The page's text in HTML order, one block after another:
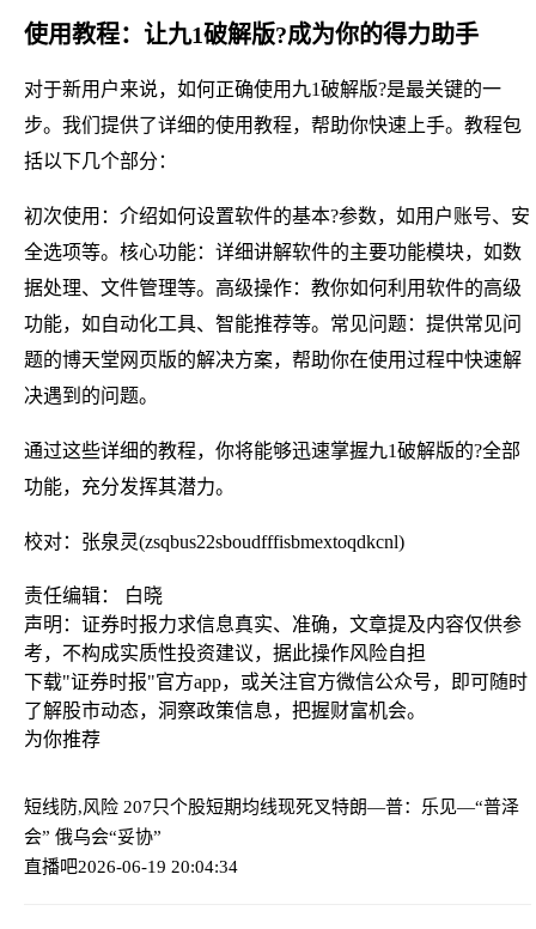
使用教程：让九1破解版?成为你的得力助手
对于新用户来说，如何正确使用九1破解版?是最关键的一
步。我们提供了详细的使用教程，帮助你快速上手。教程包
括以下几个部分：
初次使用：介绍如何设置软件的基本?参数，如用户账号、安
全选项等。核心功能：详细讲解软件的主要功能模块，如数
据处理、文件管理等。高级操作：教你如何利用软件的高级
功能，如自动化工具、智能推荐等。常见问题：提供常见问
题的博天堂网页版的解决方案，帮助你在使用过程中快速解
决遇到的问题。
通过这些详细的教程，你将能够迅速掌握九1破解版的?全部
功能，充分发挥其潜力。
校对：张泉灵(zsqbus22sboudfffisbmextoqdkcnl)
责任编辑： 白晓
声明：证券时报力求信息真实、准确，文章提及内容仅供参
考，不构成实质性投资建议，据此操作风险自担
下载"证券时报"官方app，或关注官方微信公众号，即可随时
了解股市动态，洞察政策信息，把握财富机会。
为你推荐
短线防,风险 207只个股短期均线现死叉特朗—普：乐见—“普泽
会” 俄乌会“妥协”
直播吧2026-06-19 20:04:34